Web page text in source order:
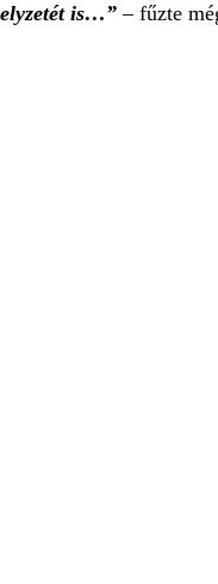
is…” – fűzte